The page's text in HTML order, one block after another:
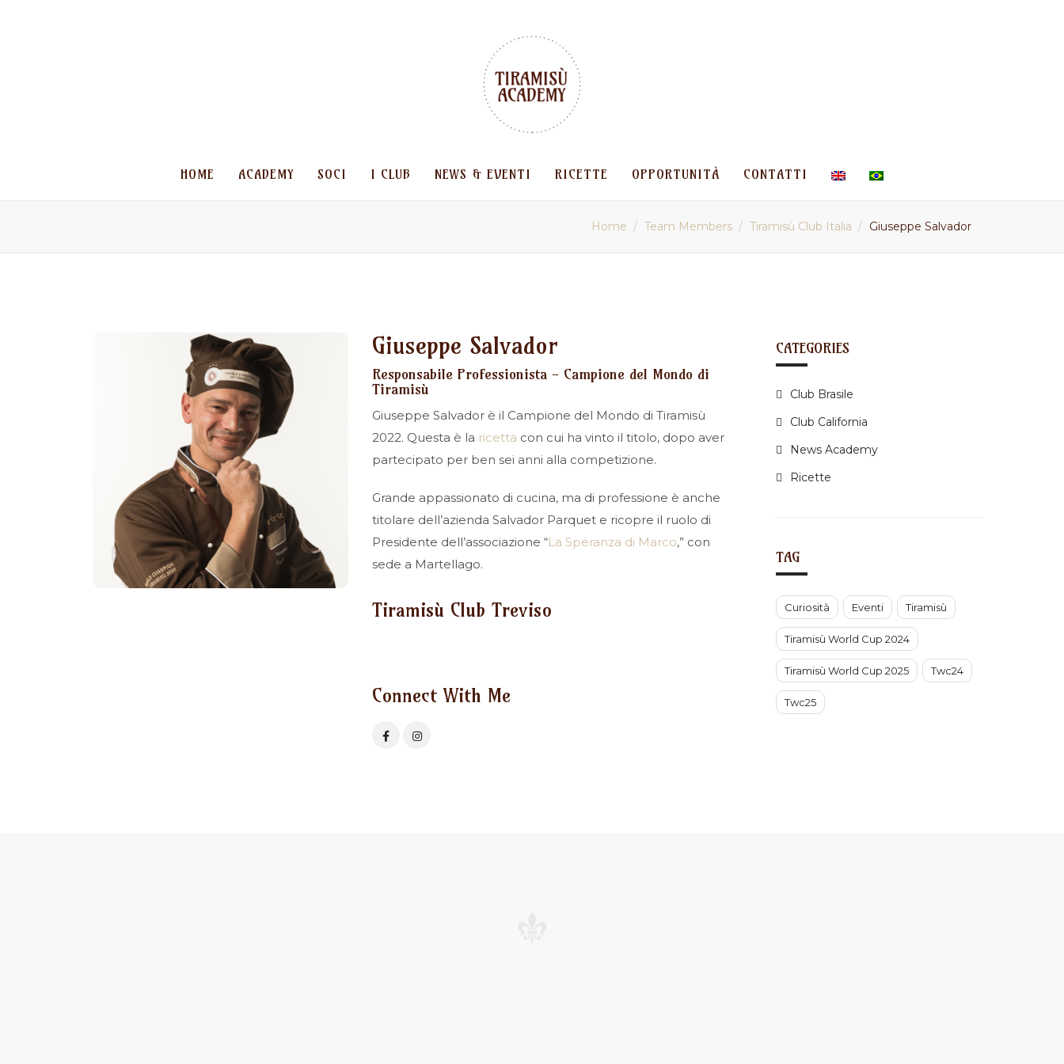
HOME ACADEMY SOCI I CLUB NEWS & EVENTI RICETTE OPPORTUNITÀ CONTATTI
Home Team Members Tiramisù Club Italia Giuseppe Salvador
Giuseppe Salvador
Responsabile Professionista - Campione del Mondo di
Tiramisù
Giuseppe Salvador è il Campione del Mondo di Tiramisù
2022. Questa è la ricetta con cui ha vinto il titolo, dopo aver
partecipato per ben sei anni alla competizione.
Grande appassionato di cucina, ma di professione è anche
titolare dell’azienda Salvador Parquet e ricopre il ruolo di
Presidente dell’associazione “La Speranza di Marco,” con
sede a Martellago.
Tiramisù Club Treviso
Connect With Me
CATEGORIES
Club Brasile
Club California
News Academy
Ricette
TAG
Curiosità Eventi Tiramisù
Tiramisù World Cup 2024
Tiramisù World Cup 2025 Twc24
Twc25